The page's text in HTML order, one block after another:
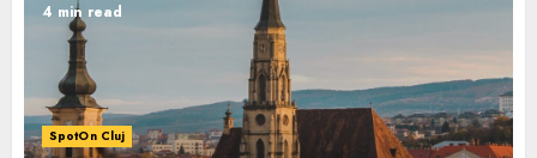
4 min read
SpotOn Cluj